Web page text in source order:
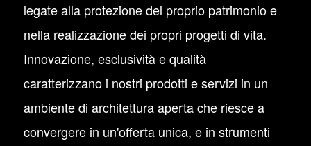
legate alla protezione del proprio patrimonio e
nella realizzazione dei propri progetti di vita.
Innovazione, esclusività e qualità
caratterizzano i nostri prodotti e servizi in un
ambiente di architettura aperta che riesce a
convergere in un'offerta unica, e in strumenti